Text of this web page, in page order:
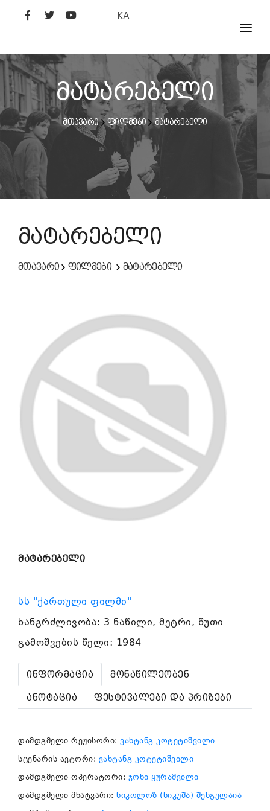
KA
ᲤᲘᲚᲛᲔᲑᲘ
ᲮᲔᲚᲝᲕᲐᲜᲘ
ᲙᲘᲜᲝᲡᲢᲣᲓᲘᲐ
ᲙᲘᲜᲝᲐᲙᲐᲓᲔᲛᲘᲐ
მატარებელი
მთავარი ფილმები მატარებელი
მატარებელი
მთავარი ფილმები მატარებელი
მატარებელი
სს "ქართული ფილმი"
ხანგრძლივობა: 3 ნაწილი, მეტრი, წუთი
გამოშვების წელი: 1984
ინფორმაცია
მონაწილეობენ
ანოტაცია
ფესტივალები და პრიზები
.
დამდგმელი რეჟისორი: ვახტანგ კოტეტიშვილი
სცენარის ავტორი: ვახტანგ კოტეტიშვილი
დამდგმელი ოპერატორი: ჯონი ყურაშვილი
დამდგმელი მხატვარი: ნიკოლოზ (ნიკუშა) შენგელაია